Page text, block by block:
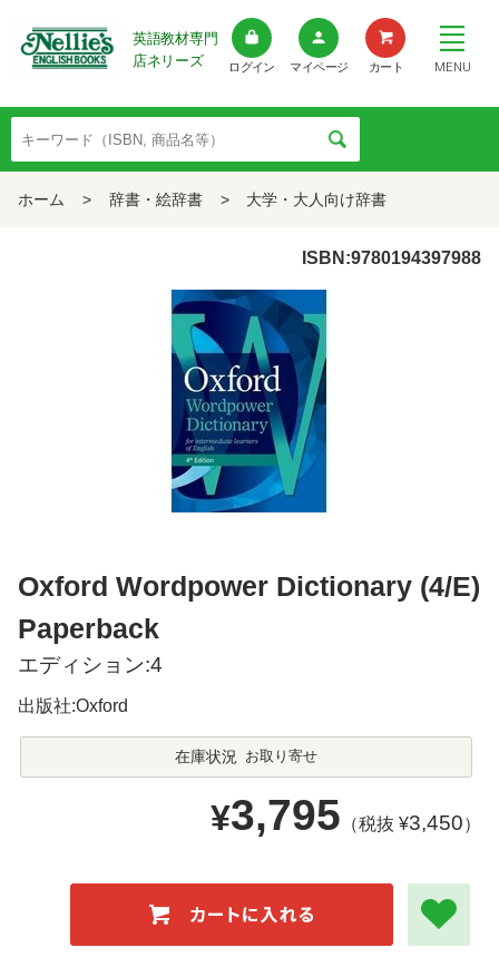
英語教材専門
店ネリーズ
ログイン マイページ カート MENU
ホーム > 辞書・絵辞書 > 大学・大人向け辞書
ISBN:9780194397988
Oxford Wordpower Dictionary (4/E)
Paperback
エディション:4
出版社:Oxford
在庫状況 お取り寄せ
¥3,795 （税抜 ¥3,450）